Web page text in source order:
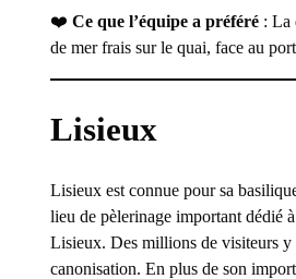
❤️Ce que l’équipe a préféré : La
de mer frais sur le quai, face au
Lisieux
Lisieux est connue pour sa
lieu de pèlerinage important dédié
Lisieux. Des millions de visiteurs y
canonisation. En plus de son